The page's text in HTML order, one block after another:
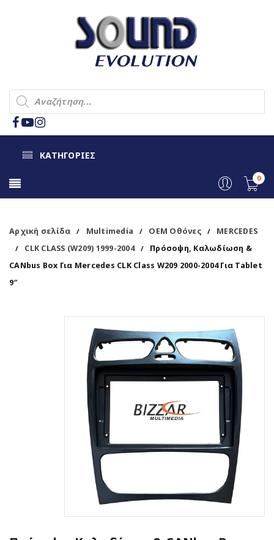
ΚΑΤΗΓΟΡΙΕΣ
0
Αρχική σελίδα / Multimedia / OEM Οθόνες / MERCEDES
/ CLK CLASS (W209) 1999-2004 /
Πρόσοψη, Καλωδίωση &
CANbus Box Για Mercedes CLK Class W209 2000-2004 Για Tablet
9″